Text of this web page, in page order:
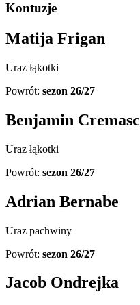
Kontuzje
Matija Frigan
Uraz łąkotki
Powrót: sezon 26/27
Benjamin
Uraz łąkotki
Powrót: sezon 26/27
Adrian Bernabe
Uraz pachwiny
Powrót: sezon 26/27
Jacob Ondrejka